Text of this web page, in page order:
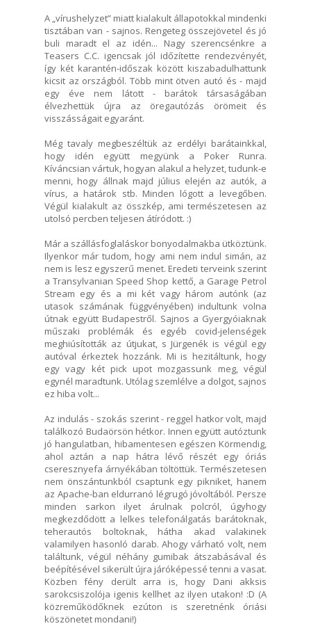
A „vírushelyzet” miatt kialakult állapotokkal mindenki
tisztában van - sajnos. Rengeteg összejövetel és jó
buli maradt el az idén... Nagy szerencsénkre a
Teasers C.C. igencsak jól időzítette rendezvényét,
így két karantén-időszak között kiszabadulhattunk
kicsit az országból. Több mint ötven autó és - majd
egy éve nem látott - barátok társaságában
élvezhettük újra az öregautózás örömeit és
visszásságait egyaránt.
Még tavaly megbeszéltük az erdélyi barátainkkal,
hogy idén együtt megyünk a Poker Runra.
Kíváncsian vártuk, hogyan alakul a helyzet, tudunk-e
menni, hogy állnak majd július elején az autók, a
vírus, a határok stb. Minden lógott a levegőben.
Végül kialakult az összkép, ami természetesen az
utolsó percben teljesen átíródott. :)
Már a szállásfoglaláskor bonyodalmakba ütköztünk.
Ilyenkor már tudom, hogy ami nem indul simán, az
nem is lesz egyszerű menet. Eredeti terveink szerint
a Transylvanian Speed Shop kettő, a Garage Petrol
Stream egy és a mi két vagy három autónk (az
utasok számának függvényében) indultunk volna
útnak együtt Budapestről. Sajnos a Gyergyóiaknak
műszaki problémák és egyéb covid-jelenségek
meghiúsították az útjukat, s Jürgenék is végül egy
autóval érkeztek hozzánk. Mi is hezitáltunk, hogy
egy vagy két pick upot mozgassunk meg, végül
egynél maradtunk. Utólag szemlélve a dolgot, sajnos
ez hiba volt...
Az indulás - szokás szerint - reggel hatkor volt, majd
találkozó Budaörsön hétkor. Innen együtt autóztunk
jó hangulatban, hibamentesen egészen Körmendig,
ahol aztán a nap hátra lévő részét egy óriás
cseresznyefa árnyékában töltöttük. Természetesen
nem önszántunkból csaptunk egy pikniket, hanem
az Apache-ban eldurranó légrugó jóvoltából. Persze
minden sarkon ilyet árulnak polcról, úgyhogy
megkezdődött a lelkes telefonálgatás barátoknak,
teherautós boltoknak, hátha akad valakinek
valamilyen hasonló darab. Ahogy várható volt, nem
találtunk, végül néhány gumibak átszabásával és
beépítésével sikerült újra járóképessé tenni a vasat.
Közben fény derült arra is, hogy Dani akksis
sarokcsiszolója igenis kellhet az ilyen utakon! :D (A
közreműködőknek ezúton is szeretnénk óriási
köszönetet mondani!)